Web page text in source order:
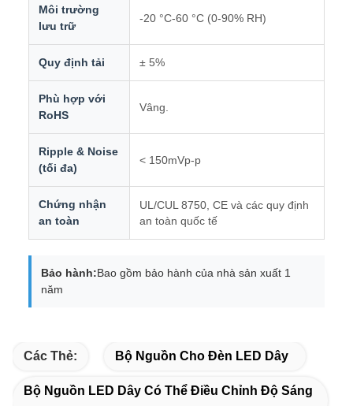
Môi trường
lưu trữ
-20 °C-60 °C (0-90% RH)
Quy định tải ± 5%
Phù hợp với
RoHS
Vâng.
Ripple & Noise
(tối đa)
< 150mVp-p
Chứng nhận
an toàn
UL/CUL 8750, CE và các quy định
an toàn quốc tế
Bảo hành:Bao gồm bảo hành của nhà sản xuất 1
năm
Các Thẻ: Bộ Nguồn Cho Đèn LED Dây
Bộ Nguồn LED Dây Có Thể Điều Chỉnh Độ Sáng